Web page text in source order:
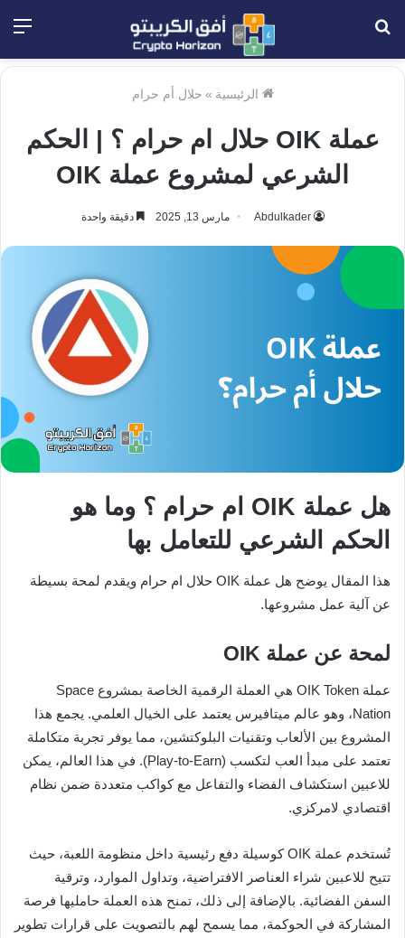
الرئيسية » حلال أم حرام
عملة OIK حلال ام حرام ؟ | الحكم
الشرعي لمشروع عملة OIK
Abdulkader مارس 13, 2025 دقيقة واحدة
هل عملة OIK ام حرام ؟ وما هو
الحكم الشرعي للتعامل بها
هذا المقال يوضح هل عملة OIK حلال ام حرام ويقدم لمحة بسيطة
عن آلية عمل مشروعها.
لمحة عن عملة OIK
عملة OIK Token هي العملة الرقمية الخاصة بمشروع Space
Nation، وهو عالم ميتافيرس يعتمد على الخيال العلمي. يجمع هذا
المشروع بين الألعاب وتقنيات البلوكتشين، مما يوفر تجربة متكاملة
تعتمد على مبدأ العب لتكسب (Play-to-Earn). في هذا العالم، يمكن
للاعبين استكشاف الفضاء والتفاعل مع كواكب متعددة ضمن نظام
اقتصادي لامركزي.
تُستخدم عملة OIK كوسيلة دفع رئيسية داخل منظومة اللعبة، حيث
تتيح للاعبين شراء العناصر الافتراضية، وتداول الموارد، وترقية
السفن الفضائية. بالإضافة إلى ذلك، تمنح هذه العملة حامليها فرصة
المشاركة في الحوكمة، مما يسمح لهم بالتصويت على قرارات تطوير